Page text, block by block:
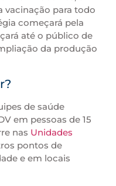
vacinação para todo
começará pela
até o público de
da produção
de saúde
em pessoas de 15
nas Unidades
pontos de
e em locais